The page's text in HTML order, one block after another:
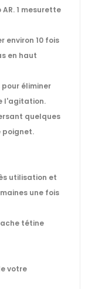
1 mesurette
environ 10 fois
en haut
éliminer
l'agitation.
quelques
poignet.
utilisation et
une fois
tétine
votre